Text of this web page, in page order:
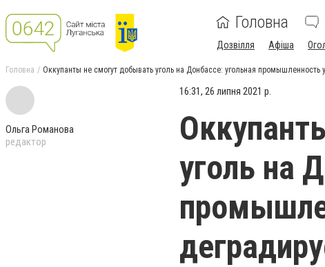
Головна
Дозвілля Афіша
Головна Оккупанты не смогут добывать уголь на Донбассе: угольная промышленность
Ольга Романова
редактор
16:31, 26 липня 2021 р.
уголь на